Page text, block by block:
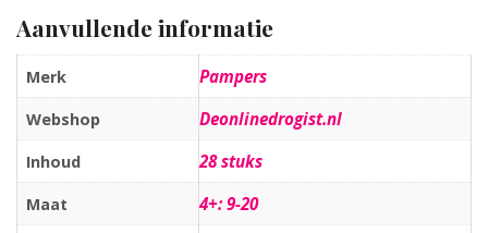
Aanvullende informatie
Merk Pampers
Webshop Deonlinedrogist.nl
Inhoud 28 stuks
Maat 4+: 9-20